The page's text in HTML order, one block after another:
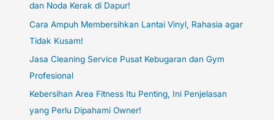
dan Noda Kerak di Dapur!
Cara Ampuh Membersihkan Lantai Vinyl, Rahasia agar
Tidak Kusam!
Jasa Cleaning Service Pusat Kebugaran dan Gym
Profesional
Kebersihan Area Fitness Itu Penting, Ini Penjelasan
yang Perlu Dipahami Owner!